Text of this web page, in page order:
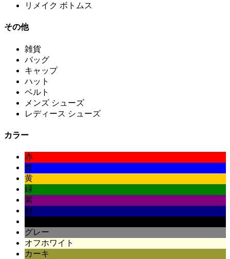
リメイク ボトムス
その他
雑貨
バッグ
キャップ
ハット
ベルト
メンズ シューズ
レディース シューズ
カラー
赤
青
黄
緑
紫
紺
グレー
オフホワイト
カーキ